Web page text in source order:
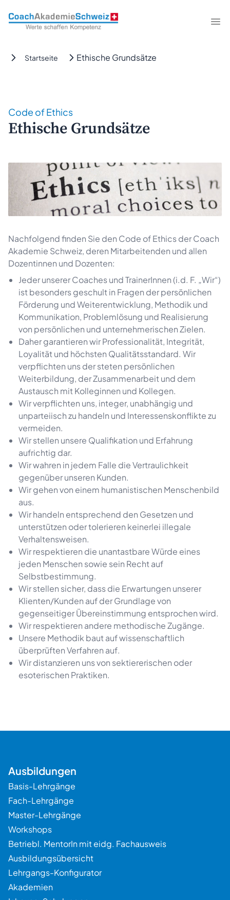
CoachAkademieSchweiz
Startseite Ethische Grundsätze
Code of Ethics
Ethische Grundsätze
Nachfolgend finden Sie den Code of Ethics der Coach
Akademie Schweiz, deren Mitarbeitenden und allen
Dozentinnen und Dozenten:
Jeder unserer Coaches und TrainerInnen (i.d. F. „Wir“)
ist besonders geschult in Fragen der persönlichen
Förderung und Weiterentwicklung, Methodik und
Kommunikation, Problemlösung und Realisierung
von persönlichen und unternehmerischen Zielen.
Daher garantieren wir Professionalität, Integrität,
Loyalität und höchsten Qualitätsstandard. Wir
verpflichten uns der steten persönlichen
Weiterbildung, der Zusammenarbeit und dem
Austausch mit Kolleginnen und Kollegen.
Wir verpflichten uns, integer, unabhängig und
unparteiisch zu handeln und Interessenskonflikte zu
vermeiden.
Wir stellen unsere Qualifikation und Erfahrung
aufrichtig dar.
Wir wahren in jedem Falle die Vertraulichkeit
gegenüber unseren Kunden.
Wir gehen von einem humanistischen Menschenbild
aus.
Wir handeln entsprechend den Gesetzen und
unterstützen oder tolerieren keinerlei illegale
Verhaltensweisen.
Wir respektieren die unantastbare Würde eines
jeden Menschen sowie sein Recht auf
Selbstbestimmung.
Wir stellen sicher, dass die Erwartungen unserer
Klienten/Kunden auf der Grundlage von
gegenseitiger Übereinstimmung entsprochen wird.
Wir respektieren andere methodische Zugänge.
Unsere Methodik baut auf wissenschaftlich
überprüften Verfahren auf.
Wir distanzieren uns von sektiererischen oder
esoterischen Praktiken.
Ausbildungen
Basis-Lehrgänge
Fach-Lehrgänge
Master-Lehrgänge
Workshops
Betriebl. MentorIn mit eidg. Fachausweis
Ausbildungsübersicht
Lehrgangs-Konfigurator
Akademien